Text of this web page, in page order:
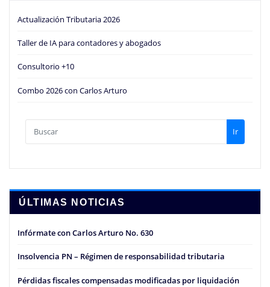
Actualización Tributaria 2026
Taller de IA para contadores y abogados
Consultorio +10
Combo 2026 con Carlos Arturo
Ir
ÚLTIMAS NOTICIAS
Infórmate con Carlos Arturo No. 630
Insolvencia PN – Régimen de responsabilidad tributaria
Pérdidas fiscales compensadas modificadas por liquidación